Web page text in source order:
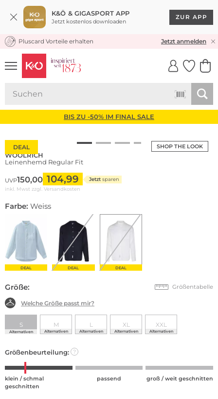
K&Ö & GIGASPORT APP
Jetzt kostenlos downloaden
ZUR APP
KOSTENLOSER VERSAND* & RÜCKVERSAND
Pluscard Vorteile erhalten Jetzt anmelden
UNSERE APP
CLICK &
BIS ZU -50% IM FINAL SALE
SHOP THE LOOK
DEAL
WOOLRICH
Leinenhemd Regular Fit
UVP150,00 104,99 Jetzt sparen
inkl. Mwst zzgl. Versandkosten
Farbe: Weiss
DEAL DEAL DEAL
Größe: Größentabelle
Welche Größe passt mir?
S
Alternativen
M
Alternativen
L
Alternativen
XL
Alternativen
XXL
Alternativen
Größenbeurteilung: ?
klein / schmal
geschnitten
passend groß / weit geschnitten